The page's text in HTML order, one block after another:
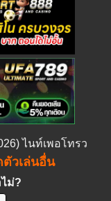
ไนท์เพอโทรว
วเล่นอื่น
ม่?